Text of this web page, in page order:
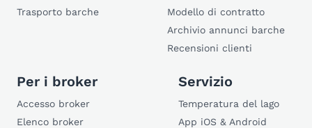
Trasporto barche
Modello di contratto
Archivio annunci barche
Recensioni clienti
Per i broker
Accesso broker
Elenco broker
Servizio
Temperatura del lago
App iOS & Android